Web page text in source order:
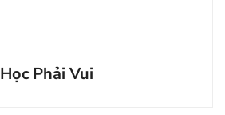
Học Phải Vui